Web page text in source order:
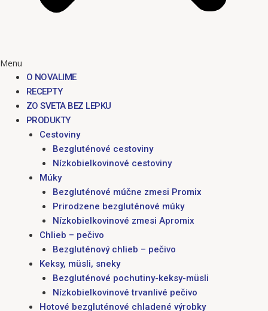
Menu
O NOVALIME
RECEPTY
ZO SVETA BEZ LEPKU
PRODUKTY
Cestoviny
Bezgluténové cestoviny
Nízkobielkovinové cestoviny
Múky
Bezgluténové múčne zmesi Promix
Prirodzene bezgluténové múky
Nízkobielkovinové zmesi Apromix
Chlieb – pečivo
Bezgluténový chlieb – pečivo
Keksy, müsli, sneky
Bezgluténové pochutiny-keksy-müsli
Nízkobielkovinové trvanlivé pečivo
Hotové bezgluténové chladené výrobky